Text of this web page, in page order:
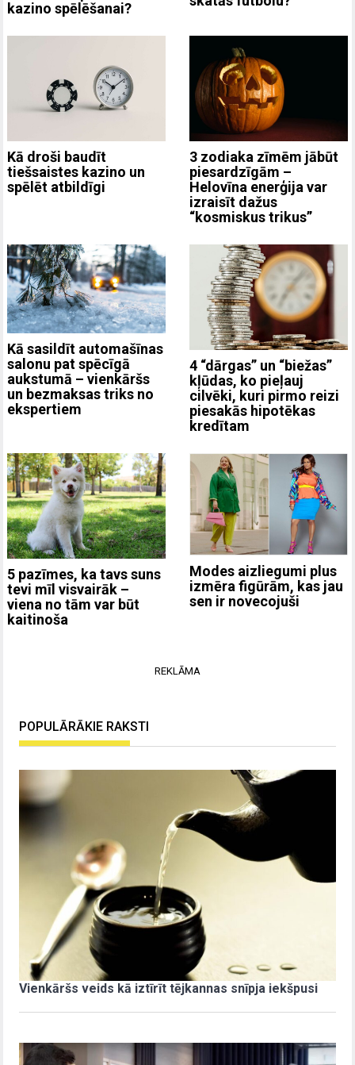
kazino spēlēšanai?
Kā droši baudīt
tiešsaistes kazino un
spēlēt atbildīgi
3 zodiaka zīmēm jābūt
piesardzīgām –
Helovīna enerģija var
izraisīt dažus
“kosmiskus trikus”
Kā sasildīt automašīnas
salonu pat spēcīgā
aukstumā – vienkāršs
un bezmaksas triks no
ekspertiem
4 “dārgas” un “biežas”
kļūdas, ko pieļauj
cilvēki, kuri pirmo reizi
piesakās hipotēkas
kredītam
5 pazīmes, ka tavs suns
tevi mīl visvairāk –
viena no tām var būt
kaitinoša
Modes aizliegumi plus
izmēra figūrām, kas jau
sen ir novecojuši
REKLĀMA
POPULĀRĀKIE RAKSTI
Vienkāršs veids kā iztīrīt tējkannas snīpja iekšpusi